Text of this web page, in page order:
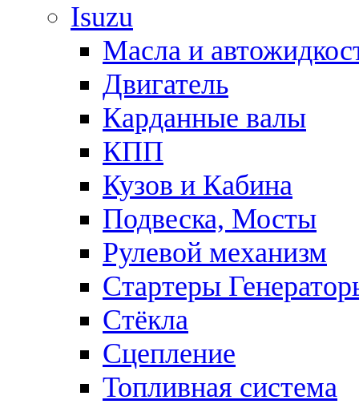
Isuzu
Масла и
Двигатель
Карданные валы
КПП
Кузов и Кабина
Подвеска, Мосты
Рулевой механизм
Стартеры
Стёкла
Сцепление
Топливная система